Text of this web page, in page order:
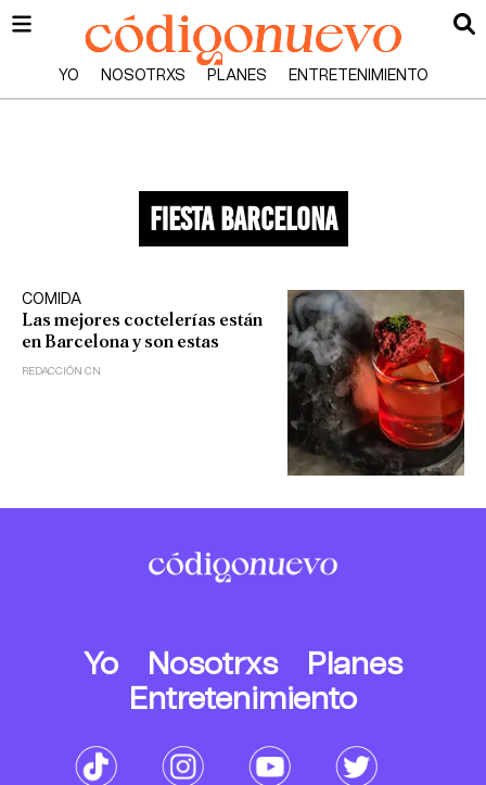
YO NOSOTRXS PLANES ENTRETENIMIENTO
fiesta barcelona
COMIDA
Las mejores coctelerías están
en Barcelona y son estas
REDACCIÓN CN
Yo Nosotrxs
Planes
Entretenimiento